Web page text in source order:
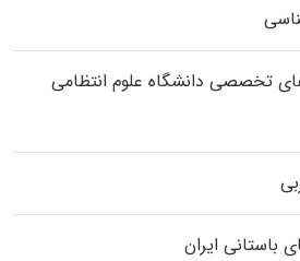
تخصصی داﻧﺸﮕﺎه ﻋﻠﻮم انتظامی
باستانی ایران